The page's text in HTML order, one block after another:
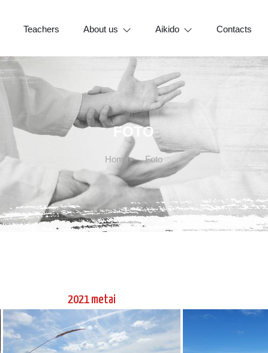
Teachers About us Aikido Contacts
FOTO
Home Foto
2021 metai